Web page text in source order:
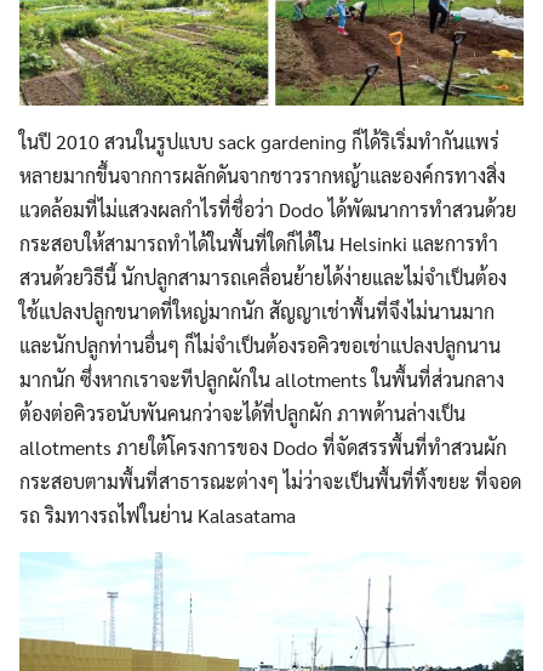
Search
for: Search
ในปี 2010 สวนในรูปแบบ sack gardening ก็ได้ริเริ่มทำกันแพร่
หลายมากขึ้นจากการผลักดันจากชาวรากหญ้าและองค์กรทางสิ่ง
แวดล้อมที่ไม่แสวงผลกำไรที่ชื่อว่า Dodo ได้พัฒนาการทำสวนด้วย
กระสอบให้สามารถทำได้ในพื้นที่ใดก็ได้ใน Helsinki และการทำ
สวนด้วยวิธีนี้ นักปลูกสามารถเคลื่อนย้ายได้ง่ายและไม่จำเป็นต้อง
ใช้แปลงปลูกขนาดที่ใหญ่มากนัก สัญญาเช่าพื้นที่จึงไม่นานมาก
และนักปลูกท่านอื่นๆ ก็ไม่จำเป็นต้องรอคิวขอเช่าแปลงปลูกนาน
มากนัก ซึ่งหากเราจะทีปลูกผักใน allotments ในพื้นที่ส่วนกลาง
ต้องต่อคิวรอนับพันคนกว่าจะได้ที่ปลูกผัก ภาพด้านล่างเป็น
allotments ภายใต้โครงการของ Dodo ที่จัดสรรพื้นที่ทำสวนผัก
กระสอบตามพื้นที่สาธารณะต่างๆ ไม่ว่าจะเป็นพื้นที่ทิ้งขยะ ที่จอด
รถ ริมทางรถไฟในย่าน Kalasatama